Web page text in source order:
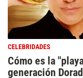
CELEBRIDADES
Cómo es la
generación